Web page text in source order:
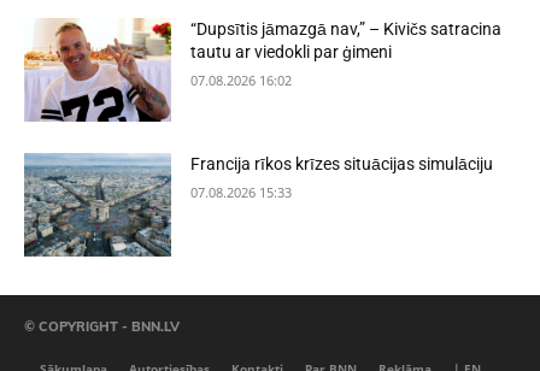
“Dupsītis jāmazgā nav,” – Kivičs satracina
tautu ar viedokli par ģimeni
07.08.2026 16:02
Francija rīkos krīzes situācijas simulāciju
07.08.2026 15:33
© COPYRIGHT - BNN.LV